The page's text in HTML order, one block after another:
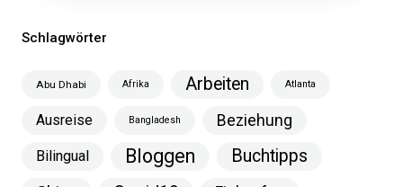
Schlagwörter
Abu Dhabi Afrika Arbeiten Atlanta
Ausreise Bangladesh Beziehung
Bilingual Bloggen
Buchtipps